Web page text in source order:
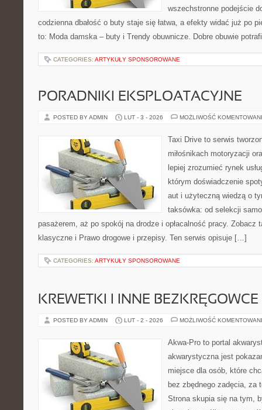
wszechstronne podejście
codzienna dbałość o buty staje się łatwa, a efekty widać już po
to: Moda damska – buty i Trendy obuwnicze. Dobre obuwie
CATEGORIES: ARTYKUŁY SPONSOROWANE
PORADNIKI EKSPLOATACYJNE
POSTED BY ADMIN LUT - 3 - 2026 MOŻLIWOŚĆ
Taxi Drive to serwis
miłośnikach motoryzacji
lepiej zrozumieć rynek
którym doświadczenie
aut i użyteczną wiedzą o
taksówka: od selekcji
pasażerem, aż po spokój na drodze i opłacalność pracy. Zobacz
klasyczne i Prawo drogowe i przepisy. Ten serwis opisuje […]
CATEGORIES: ARTYKUŁY SPONSOROWANE
KREWETKI I INNE BEZKRĘGOWCE
POSTED BY ADMIN LUT - 2 - 2026 MOŻLIWOŚĆ
Akwa-Pro to portal
akwarystyczna jest
miejsce dla osób, które
bez zbędnego zadęcia, za
Strona skupia się na tym,